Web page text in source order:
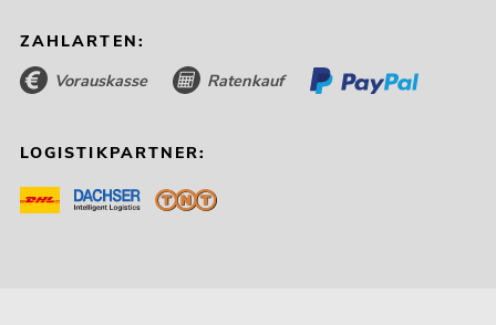
ZAHLARTEN:
Vorauskasse Ratenkauf
LOGISTIKPARTNER: